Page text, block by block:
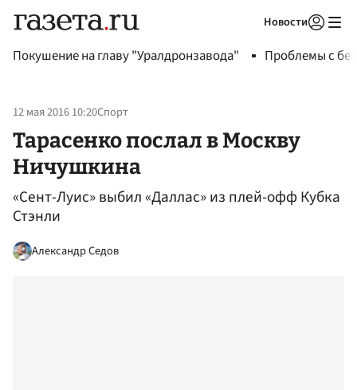
Новости
Покушение на главу "Уралдронзавода" Проблемы с
12 мая 2016 10:20Спорт
Тарасенко послал в Москву
Ничушкина
«Сент-Луис» выбил «Даллас» из плей-офф Кубка
Стэнли
Александр Седов